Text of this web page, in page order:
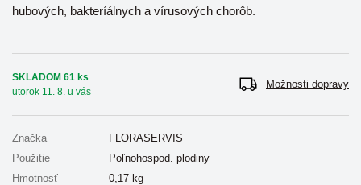
hubových, bakteríálnych a vírusových chorôb.
SKLADOM 61 ks
utorok 11. 8. u vás
Možnosti dopravy
Značka
FLORASERVIS
Použitie
Poľnohospod. plodiny
Hmotnosť
0,17 kg